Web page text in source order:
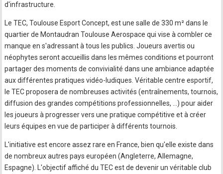
d'infrastructure.
Le TEC, Toulouse Esport Concept, est une salle de 330 m² dans le
quartier de Montaudran Toulouse Aerospace qui vise à combler ce
manque en s'adressant à tous les publics. Joueurs avertis ou
néophytes seront accueillis dans les mêmes conditions et pourront
partager des moments de convivialité dans une ambiance adaptée
aux différentes pratiques vidéo-ludiques. Véritable centre esportif,
le TEC proposera de nombreuses activités (entraînements, tournois,
diffusion des grandes compétitions professionnelles, ...) pour aider
les joueurs à progresser vers une pratique compétitive et à créer
leurs équipes en vue de participer à différents tournois.
L'initiative est encore assez rare en France, bien qu'elle existe dans
de nombreux autres pays européen (Angleterre, Allemagne,
Espagne). L'objectif affiché du TEC est de devenir un véritable club